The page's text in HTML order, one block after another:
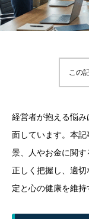
この
経営者が抱える悩
面しています。本
景、人やお金に関
正しく把握し、適
定と心の健康を維持